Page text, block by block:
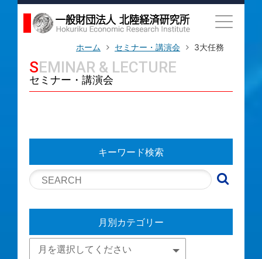
ホーム セミナー・講演会 3大任務
SEMINAR & LECTURE
セミナー・講演会
キーワード検索
月別カテゴリー